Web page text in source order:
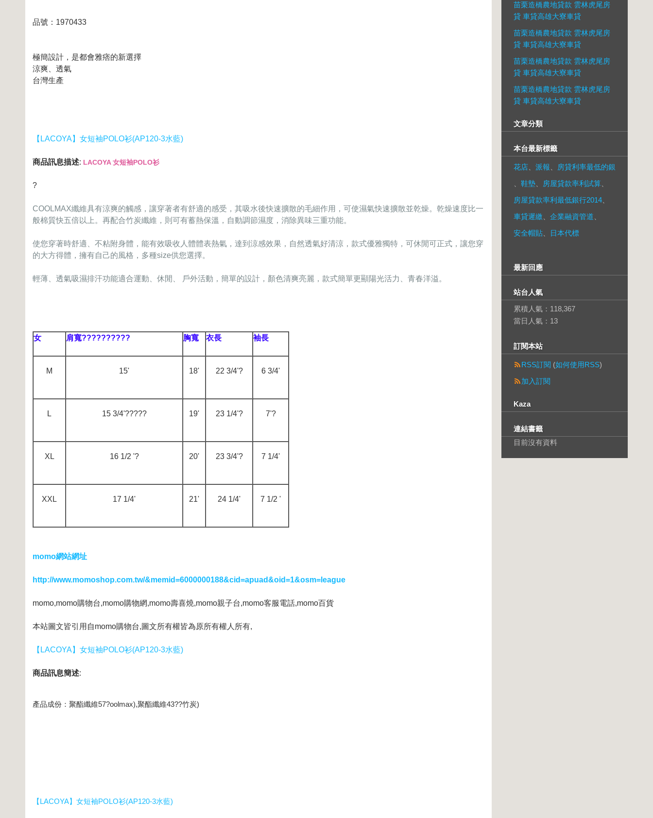
品號：1970433
極簡設計，是都會雅痞的新選擇
涼爽、透氣
台灣生產
【LACOYA】女短袖POLO衫(AP120-3水藍)
商品訊息描述: LACOYA 女短袖POLO衫
?
COOLMAX纖維具有涼爽的觸感，讓穿著者有舒適的感受，其吸水後快速擴散的毛細作用，可使濕氣快速擴散並乾燥。乾燥速度比一
般棉質快五倍以上。再配合竹炭纖維，則可有蓄熱保溫，自動調節濕度，消除異味三重功能。
使您穿著時舒適、不粘附身體，能有效吸收人體體表熱氣，達到涼感效果，自然透氣好清涼，款式優雅獨特，可休閒可正式，讓您穿
的大方得體，擁有自己的風格，多種size供您選擇。
輕薄、透氣吸濕排汗功能適合運動、休閒、 戶外活動，簡單的設計，顏色清爽亮麗，款式簡單更顯陽光活力、青春洋溢。
女 肩寬?????????? 胸寬 衣長 袖長
M 15' 18' 22 3/4'? 6 3/4'
L 15 3/4'????? 19' 23 1/4'? 7'?
XL 16 1/2 '? 20' 23 3/4'? 7 1/4'
XXL 17 1/4' 21' 24 1/4' 7 1/2 '
momo網站網址
http://www.momoshop.com.tw/&memid=6000000188&cid=apuad&oid=1&osm=league
momo,momo購物台,momo購物網,momo壽喜燒,momo親子台,momo客服電話,momo百貨
本站圖文皆引用自momo購物台,圖文所有權皆為原所有權人所有,
【LACOYA】女短袖POLO衫(AP120-3水藍)
商品訊息簡述:
產品成份：聚酯纖維57?oolmax),聚酯纖維43??竹炭)
【LACOYA】女短袖POLO衫(AP120-3水藍)
苗栗造橋農地貸款 雲林虎尾房
貸 車貸高雄大寮車貸
苗栗造橋農地貸款 雲林虎尾房
貸 車貸高雄大寮車貸
苗栗造橋農地貸款 雲林虎尾房
貸 車貸高雄大寮車貸
苗栗造橋農地貸款 雲林虎尾房
貸 車貸高雄大寮車貸
文章分類
本台最新標籤
花店 派報
房貸利率最低的銀
鞋墊 房屋貸款率利試算
房屋貸款率利最低銀行2014
車貸遲繳
企業融資管道
安全帽貼
日本代標
最新回應
站台人氣
累積人氣： 118,367
當日人氣： 13
訂閱本站
RSS訂閱 (如何使用RSS)
加入訂閱
Kaza
連結書籤
目前沒有資料